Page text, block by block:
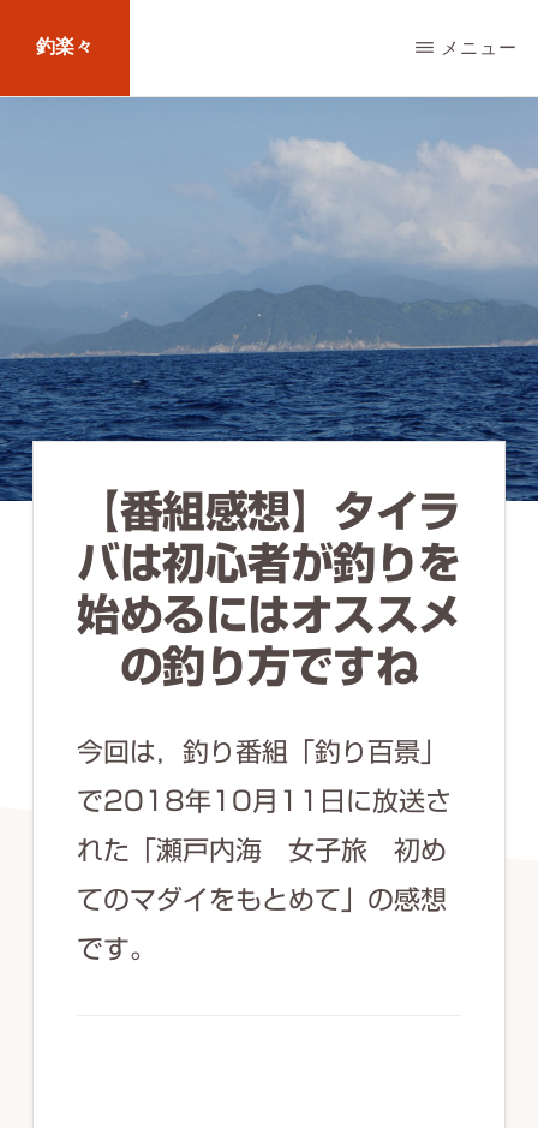
main
釣楽々
淡
ル
ー・
エ
サ
問
メニュー
【番組感想】タイラ
バは初心者が釣りを
始めるにはオススメ
の釣り方ですね
今回は，釣り番組「釣り百景」
で2018年10月11日に放送さ
れた「瀬戸内海 女子旅 初め
てのマダイをもとめて」の感想
です。